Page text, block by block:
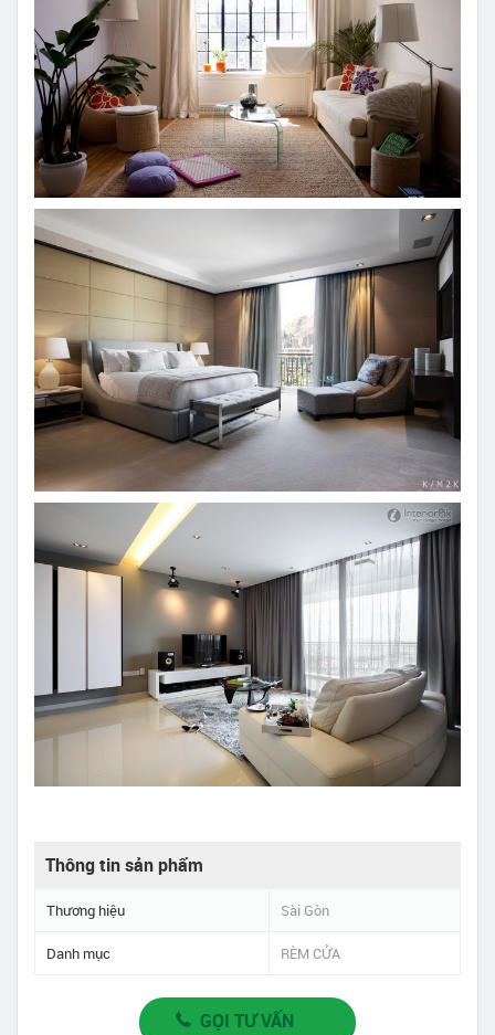
Thông tin sản phẩm
Thương hiệu Sài Gòn
Danh mục RÈM CỬA
GỌI TƯ VẤN